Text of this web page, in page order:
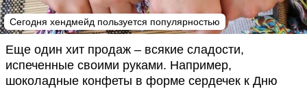
Сегодня хендмейд пользуется популярностью
Еще один хит продаж – всякие сладости,
испеченные своими руками. Например,
шоколадные конфеты в форме сердечек к Дню